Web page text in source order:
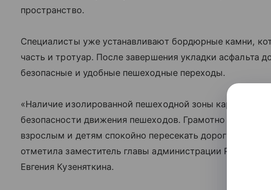
пространство.
Специалисты уже устанавливают бордюрные камни,
часть и тротуар. После завершения укладки асфальта
безопасные и удобные пешеходные переходы.
«Наличие изолированной пешеходной зоны
безопасности движения пешеходов. Грамотно
взрослым и детям спокойно пересекать дорогу там,
отметила заместитель главы администрации
Евгения Кузеняткина.